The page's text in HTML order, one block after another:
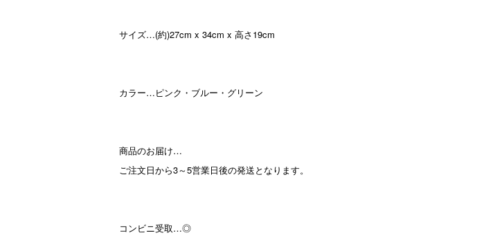
サイズ…(約)27cm x 34cm x 高さ19cm
カラー…ピンク・ブルー・グリーン
商品のお届け…
ご注文日から3～5営業日後の発送となります。
コンビニ受取…◎